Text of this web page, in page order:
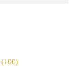
(100)